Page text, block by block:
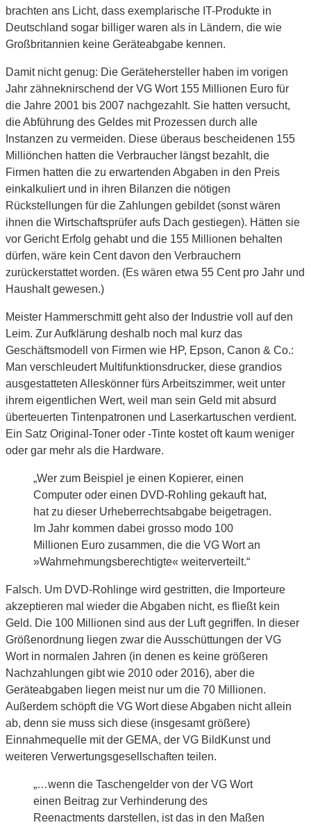
brachten ans Licht, dass exemplarische IT-Produkte in
Deutschland sogar billiger waren als in Ländern, die wie
Großbritannien keine Geräteabgabe kennen.
Damit nicht genug: Die Gerätehersteller haben im vorigen
Jahr zähneknirschend der VG Wort 155 Millionen Euro für
die Jahre 2001 bis 2007 nachgezahlt. Sie hatten versucht,
die Abführung des Geldes mit Prozessen durch alle
Instanzen zu vermeiden. Diese überaus bescheidenen 155
Milliönchen hatten die Verbraucher längst bezahlt, die
Firmen hatten die zu erwartenden Abgaben in den Preis
einkalkuliert und in ihren Bilanzen die nötigen
Rückstellungen für die Zahlungen gebildet (sonst wären
ihnen die Wirtschaftsprüfer aufs Dach gestiegen). Hätten sie
vor Gericht Erfolg gehabt und die 155 Millionen behalten
dürfen, wäre kein Cent davon den Verbrauchern
zurückerstattet worden. (Es wären etwa 55 Cent pro Jahr und
Haushalt gewesen.)
Meister Hammerschmitt geht also der Industrie voll auf den
Leim. Zur Aufklärung deshalb noch mal kurz das
Geschäftsmodell von Firmen wie HP, Epson, Canon & Co.:
Man verschleudert Multifunktionsdrucker, diese grandios
ausgestatteten Alleskönner fürs Arbeitszimmer, weit unter
ihrem eigentlichen Wert, weil man sein Geld mit absurd
überteuerten Tintenpatronen und Laserkartuschen verdient.
Ein Satz Original-Toner oder -Tinte kostet oft kaum weniger
oder gar mehr als die Hardware.
„Wer zum Beispiel je einen Kopierer, einen
Computer oder einen DVD-Rohling gekauft hat,
hat zu dieser Urheberrechtsabgabe beigetragen.
Im Jahr kommen dabei grosso modo 100
Millionen Euro zusammen, die die VG Wort an
»Wahrnehmungsberechtigte« weiterverteilt.“
Falsch. Um DVD-Rohlinge wird gestritten, die Importeure
akzeptieren mal wieder die Abgaben nicht, es fließt kein
Geld. Die 100 Millionen sind aus der Luft gegriffen. In dieser
Größenordnung liegen zwar die Ausschüttungen der VG
Wort in normalen Jahren (in denen es keine größeren
Nachzahlungen gibt wie 2010 oder 2016), aber die
Geräteabgaben liegen meist nur um die 70 Millionen.
Außerdem schöpft die VG Wort diese Abgaben nicht allein
ab, denn sie muss sich diese (insgesamt größere)
Einnahmequelle mit der GEMA, der VG BildKunst und
weiteren Verwertungsgesellschaften teilen.
„…wenn die Taschengelder von der VG Wort
einen Beitrag zur Verhinderung des
Reenactments darstellen, ist das in den Maßen